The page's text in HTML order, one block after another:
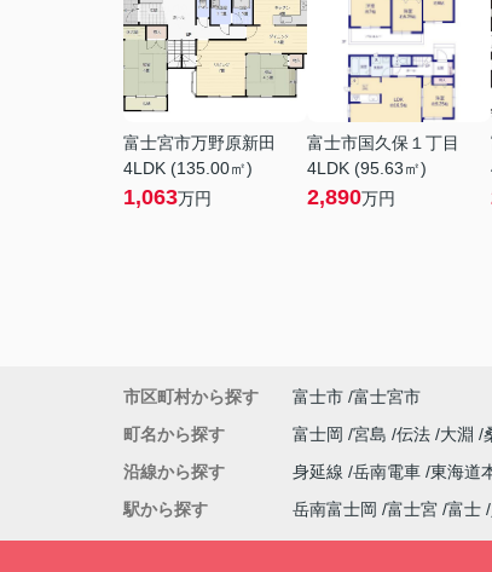
富士宮市万野原新田
4LDK (135.00㎡)
1,063万円
富士市国久保１丁目
4LDK (95.63㎡)
2,890万円
市区町村から探す 富士市 富士宮市
町名から探す
富士岡 宮島 伝法 大淵
沿線から探す
身延線 岳南電車 東海道
駅から探す
岳南富士岡 富士宮 富士